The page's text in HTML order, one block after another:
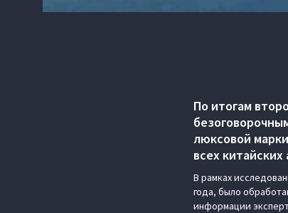
По итогам
люксовой
всех
В рамках
года, было
информации